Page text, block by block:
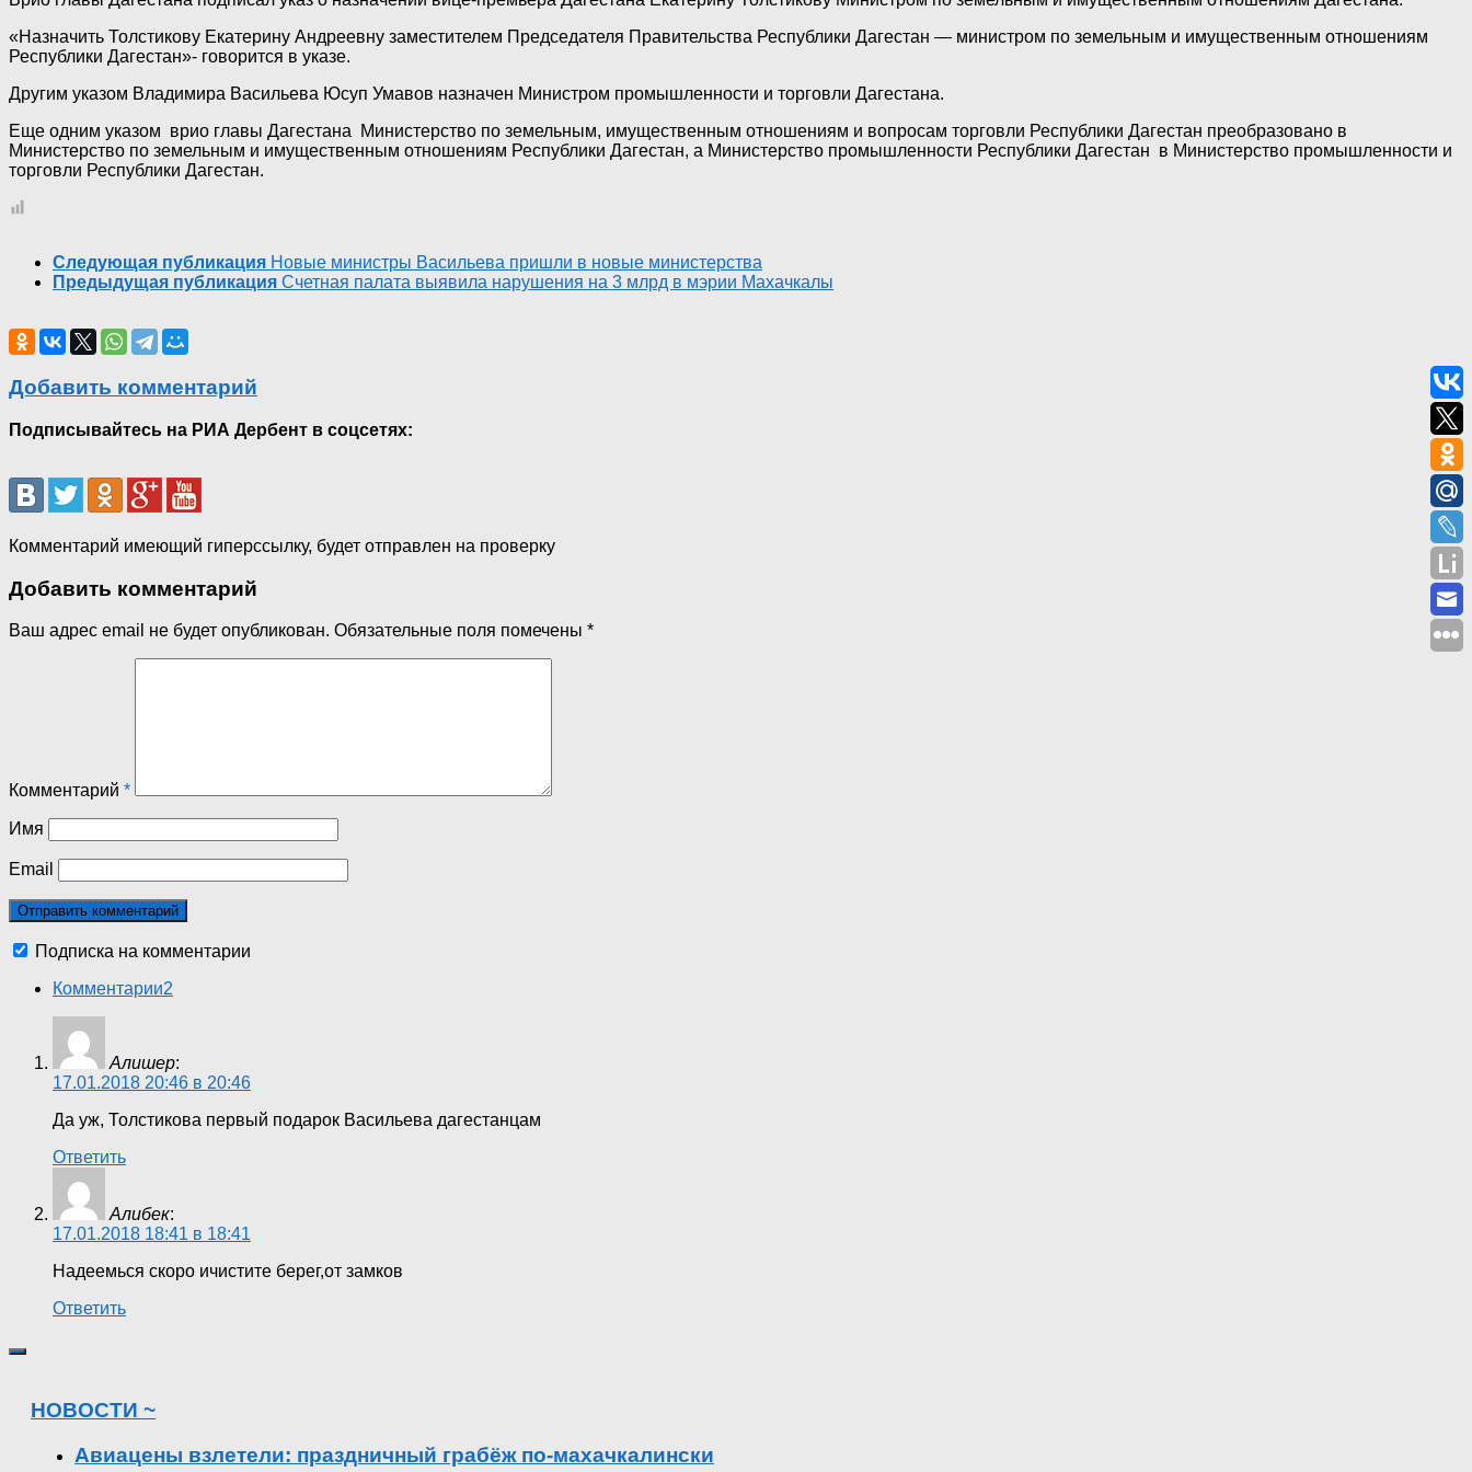
«Назначить Толстикову Екатерину Андреевну заместителем Председателя Правительства Республики Дагестан — министром по земельным и имущественным отношениям
Республики Дагестан»- говорится в указе.
Другим указом Владимира Васильева Юсуп Умавов назначен Министром промышленности и торговли Дагестана.
Еще одним указом врио главы Дагестана Министерство по земельным, имущественным отношениям и вопросам торговли Республики Дагестан преобразовано в
Министерство по земельным и имущественным отношениям Республики Дагестан, а Министерство промышленности Республики Дагестан в Министерство промышленности и
торговли Республики Дагестан.
Следующая публикация Новые министры Васильева пришли в новые министерства
Предыдущая публикация Счетная палата выявила нарушения на 3 млрд в мэрии Махачкалы
Добавить комментарий
Подписывайтесь на РИА Дербент в соцсетях:
Комментарий имеющий гиперссылку, будет отправлен на проверку
Добавить комментарий
Ваш адрес email не будет опубликован. Обязательные поля помечены *
Комментарий *
Имя
Email
Подписка на комментарии
Комментарии2
Алишер:
17.01.2018 20:46 в 20:46
Да уж, Толстикова первый подарок Васильева дагестанцам
Ответить
Алибек:
17.01.2018 18:41 в 18:41
Надеемься скоро ичистите берег,от замков
Ответить
НОВОСТИ ~
Авиацены взлетели: праздничный грабёж по-махачкалински